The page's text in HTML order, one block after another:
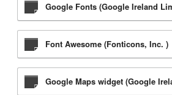
Google Fonts (Google Ireland
Font Awesome (Fonticons, Inc. )
Google Maps widget (Google